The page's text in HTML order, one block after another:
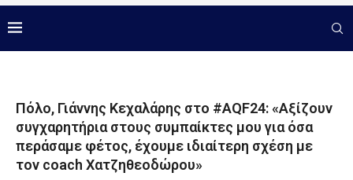
Πόλο, Γιάννης Κεχαλάρης στο #AQF24: «Αξίζουν
συγχαρητήρια στους συμπαίκτες μου για όσα
περάσαμε φέτος, έχουμε ιδιαίτερη σχέση με
τον coach Χατζηθεοδώρου»